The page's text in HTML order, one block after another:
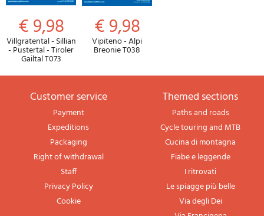
€ 9,98
Villgratental - Sillian
- Pustertal - Tiroler
Gailtal T073
€ 9,98
Vipiteno - Alpi
Breonie T038
Customer service
Payment
Expeditions
Packaging
Right of withdrawal
Staff
Privacy Policy
Cookie
themed sections
Paths and roads
Cycle touring and MTB
Cucina di montagna
Fiabe e leggende
I ritrovati
Le spiagge più belle
Via degli Dei